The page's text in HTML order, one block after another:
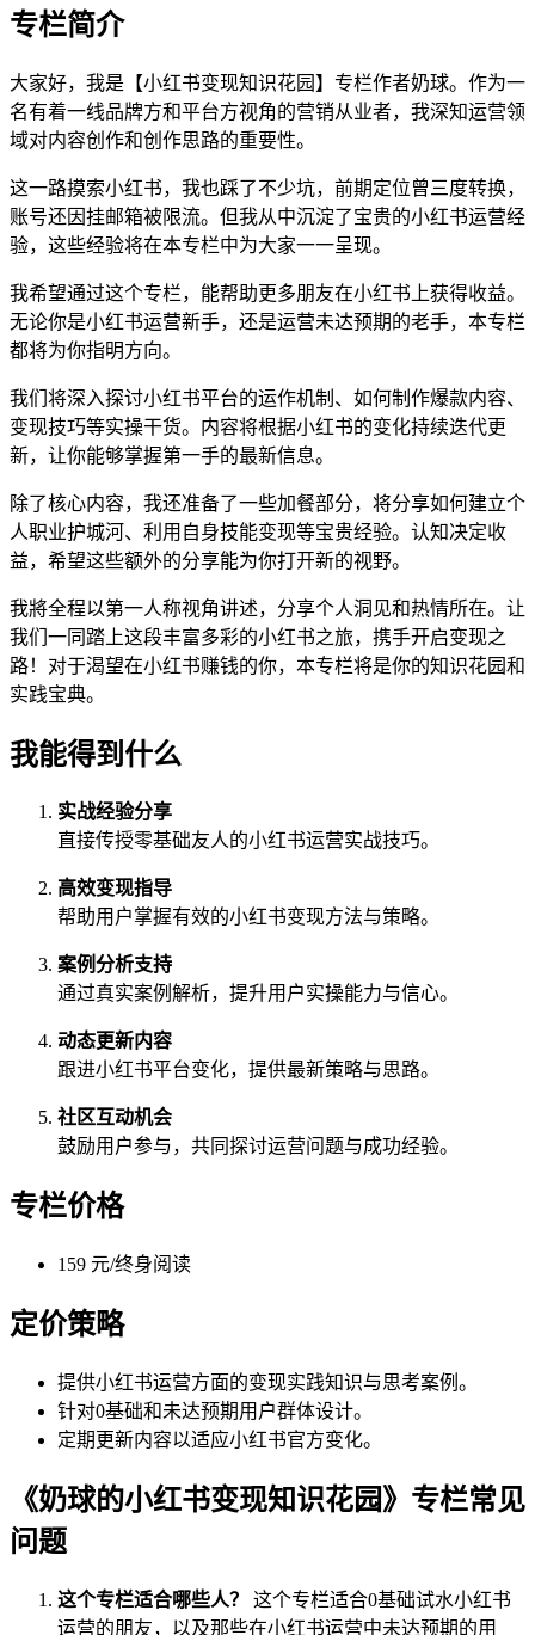
专栏简介
大家好，我是【小红书变现知识花园】专栏作者奶球。作为一
名有着一线品牌方和平台方视角的营销从业者，我深知运营领
域对内容创作和创作思路的重要性。
这一路摸索小红书，我也踩了不少坑，前期定位曾三度转换，
账号还因挂邮箱被限流。但我从中沉淀了宝贵的小红书运营经
验，这些经验将在本专栏中为大家一一呈现。
我希望通过这个专栏，能帮助更多朋友在小红书上获得收益。
无论你是小红书运营新手，还是运营未达预期的老手，本专栏
都将为你指明方向。
我们将深入探讨小红书平台的运作机制、如何制作爆款内容、
变现技巧等实操干货。内容将根据小红书的变化持续迭代更
新，让你能够掌握第一手的最新信息。
除了核心内容，我还准备了一些加餐部分，将分享如何建立个
人职业护城河、利用自身技能变现等宝贵经验。认知决定收
益，希望这些额外的分享能为你打开新的视野。
我將全程以第一人称视角讲述，分享个人洞见和热情所在。让
我们一同踏上这段丰富多彩的小红书之旅，携手开启变现之
路！对于渴望在小红书赚钱的你，本专栏将是你的知识花园和
实践宝典。
我能得到什么
实战经验分享
直接传授零基础友人的小红书运营实战技巧。
高效变现指导
帮助用户掌握有效的小红书变现方法与策略。
案例分析支持
通过真实案例解析，提升用户实操能力与信心。
动态更新内容
跟进小红书平台变化，提供最新策略与思路。
社区互动机会
鼓励用户参与，共同探讨运营问题与成功经验。
专栏价格
159 元/终身阅读
定价策略
提供小红书运营方面的变现实践知识与思考案例。
针对0基础和未达预期用户群体设计。
定期更新内容以适应小红书官方变化。
《奶球的小红书变现知识花园》专栏常见
问题
这个专栏适合哪些人？
这个专栏适合0基础试水小红书
运营的朋友，以及那些在小红书运营中未达预期的用